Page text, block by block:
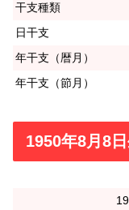
干支種類
日干支
年干支（暦月）
年干支（節月）
1950年8月8